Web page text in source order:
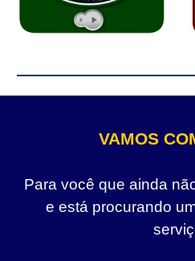
VAMOS
Para você que ainda
e está procurando